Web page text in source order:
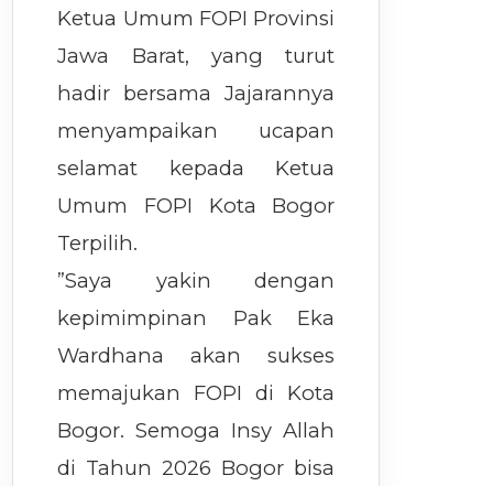
Ketua Umum FOPI Provinsi
Jawa Barat, yang turut
hadir bersama Jajarannya
menyampaikan ucapan
selamat kepada Ketua
Umum FOPI Kota Bogor
Terpilih.
”Saya yakin dengan
kepimimpinan Pak Eka
Wardhana akan sukses
memajukan FOPI di Kota
Bogor. Semoga Insy Allah
di Tahun 2026 Bogor bisa